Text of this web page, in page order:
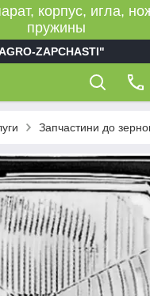
корпус, игла,
пружины
ZAPCHASTI"
Запчастини до